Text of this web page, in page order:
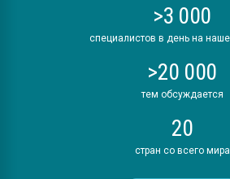
>3 000
специалистов в день на
>20 000
тем обсуждается
20
стран со всего мира